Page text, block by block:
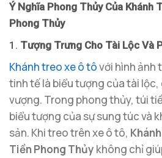
Ý Nghĩa Phong Thủy Của Khánh
Phong Thủy
1. Tượng Trưng Cho Tài Lộc Và
Khánh treo xe ô tôvới hình ảnh
tinh tế là biểu tượng của tài lộc,
vượng. Trong phong thủy, túi
biểu tượng của sự sung túc và
sản. Khi treo trên xe ô tô,
Tiền Phong Thủy không chỉ